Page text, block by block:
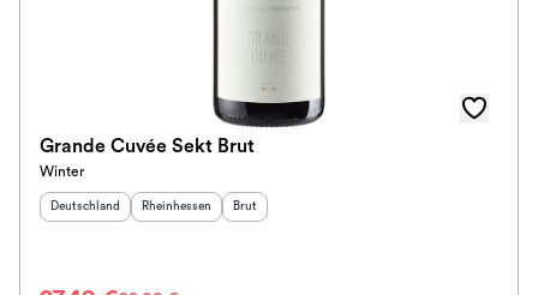
Grande Cuvée Sekt Brut
Winter
Herkunftsland
Deutschland Herkunftsregion
Rheinhessen Geschmack
Brut